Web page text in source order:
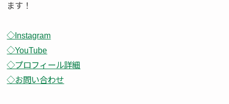
ます！
◇Instagram
◇YouTube
◇プロフィール詳細
◇お問い合わせ